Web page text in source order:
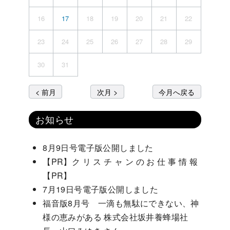
16 17 18 19 20 21 22
23 24 25 26 27 28 29
30 31
< 前月 次月 > 今月へ戻る
お知らせ
8月9日号電子版公開しました
【PR】ク リ ス チ ャ ン の お 仕 事 情 報
【PR】
7月19日号電子版公開しました
福音版8月号 一滴も無駄にできない、神
様の恵みがある 株式会社坂井養蜂場社